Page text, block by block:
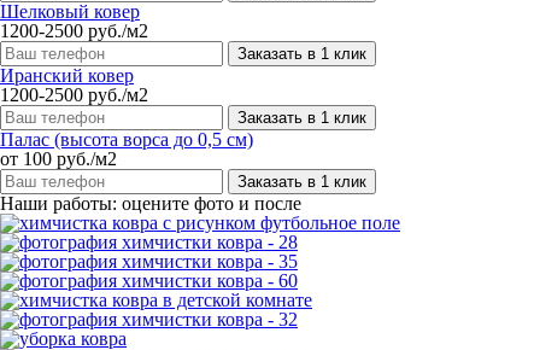
Шелковый ковер
1200-2500 руб./м2
Заказать в 1 клик
Иранский ковер
1200-2500 руб./м2
Заказать в 1 клик
Палас (высота ворса до 0,5 см)
от 100 руб./м2
Заказать в 1 клик
Наши работы: оцените фото и после